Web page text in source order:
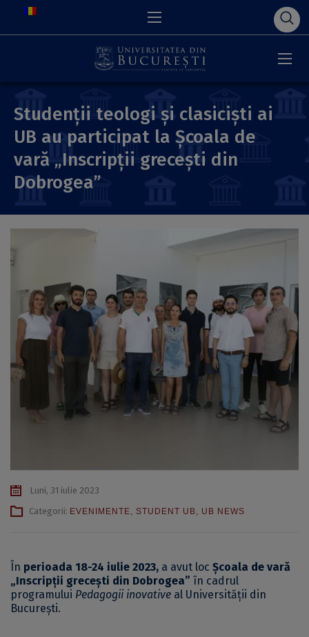
Studenții teologi și clasiciști ai
UB au participat la Școala de
vară „Inscripții grecești din
Dobrogea”
Luni, 31 iulie 2023
Categorii: EVENIMENTE, STUDENT UB, UB NEWS
În perioada 18-24 iulie 2023, a avut loc Școala de vară
„Inscripții grecești din Dobrogea” în cadrul
programului Pedagogii inovative al Universității din
București.